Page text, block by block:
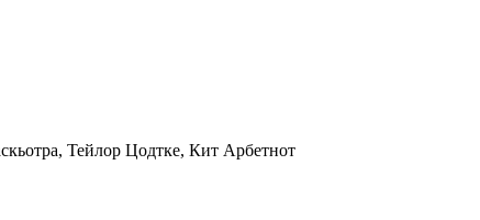
Тейлор Цодтке, Кит Арбетнот